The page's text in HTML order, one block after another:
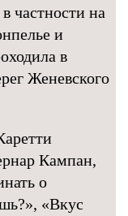
частности на
и
в
Женевского
Кампан,
о
«Вкус